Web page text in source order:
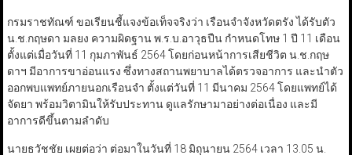
กรมราชทัณฑ์ ขอเรียนชี้แจงข้อเท็จจริงว่า เรือนจำจังหวัดตรัง ได้รับตัว
น.ช.กฤษดา มลยง ความผิดฐาน พ.ร.บ.อาวุธปืน กำหนดโทษ 1 ปี 11 เดือน
ตั้งแต่เมื่อวันที่ 11 กุมภาพันธ์ 2564 โดยก่อนหน้าการเสียชีวิต น.ช.กฤษ
ดาฯ มีอาการขาอ่อนแรง ซึ่งทางสถานพยาบาลได้ตรวจอาการ และนำตัว
ออกพบแพทย์ภายนอกเรือนจำ ตั้งแต่วันที่ 11 มีนาคม 2564 โดยแพทย์ได้
จัดยา พร้อมวิตามินให้รับประทาน ดูแลรักษามาอย่างต่อเนื่อง และมี
อาการดีขึ้นตามลำดับ
นายธวัชชัย เผยต่อว่า ต่อมาในวันที่ 18 มิถุนายน 2564 เวลา 13.05 น.